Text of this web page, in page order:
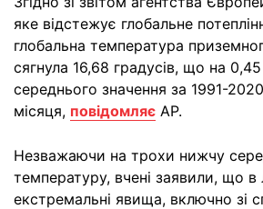
яке відстежує глобальне
глобальна температура
сягнула 16,68 градусів, що на
середнього значення за 1991-
місяця, повідомляє AP.
Незважаючи на трохи нижчу
температуру, вчені заявили, що в
екстремальні явища, включно зі